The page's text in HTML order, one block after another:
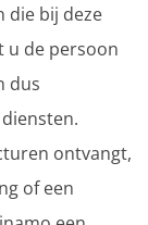
die bij deze
u de persoon
dus
ontvangt,
of een